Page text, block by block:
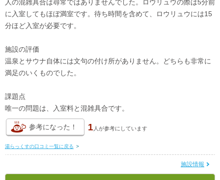
人の混雑具合は尋常ではありませんでした。ロウリュウの際は5分前
に入室してもほぼ満室です。待ち時間を含めて、ロウリュウには15
分ほど入室が必要です。
施設の評価
温泉とサウナ自体には文句の付け所がありません。どちらも非常に
満足のいくものでした。
課題点
唯一の問題は、入室料と混雑具合です。
参考になった！ 1 人が参考にしています
湯らっくすの口コミ一覧に戻る >
施設情報